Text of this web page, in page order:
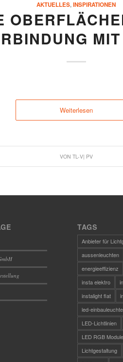
AKTUELLES,INSPIRATIONEN
Weiterlesen
VON TL-V| PV
TAGS
Anbieter für
aussenleuchten
energieeffizienz
insta elektro
instalight flat
led-
LED-Lichtlinien
LED RGB Module
Lichtgestaltung